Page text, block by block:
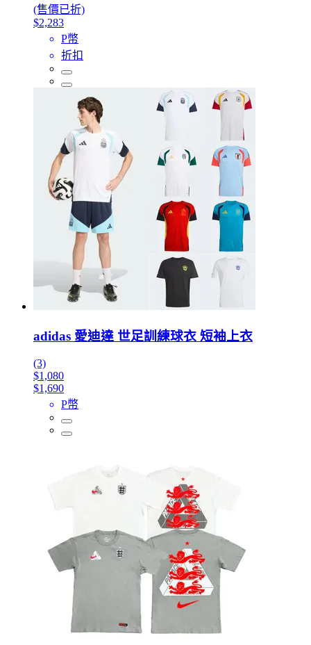
(售價已折)
$2,283
P幣
折扣
adidas 愛迪達 世足訓練球衣 短袖上衣
(3)
$1,080
$1,690
P幣